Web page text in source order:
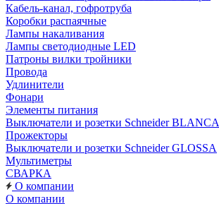
Кабель-канал, гофротруба
Коробки распаячные
Лампы накаливания
Лампы светодиодные LED
Патроны вилки тройники
Провода
Удлинители
Фонари
Элементы питания
Выключатели и розетки Schneider BLANCA
Прожекторы
Выключатели и розетки Schneider GLOSSA
Мультиметры
СВАРКА
О компании
О компании